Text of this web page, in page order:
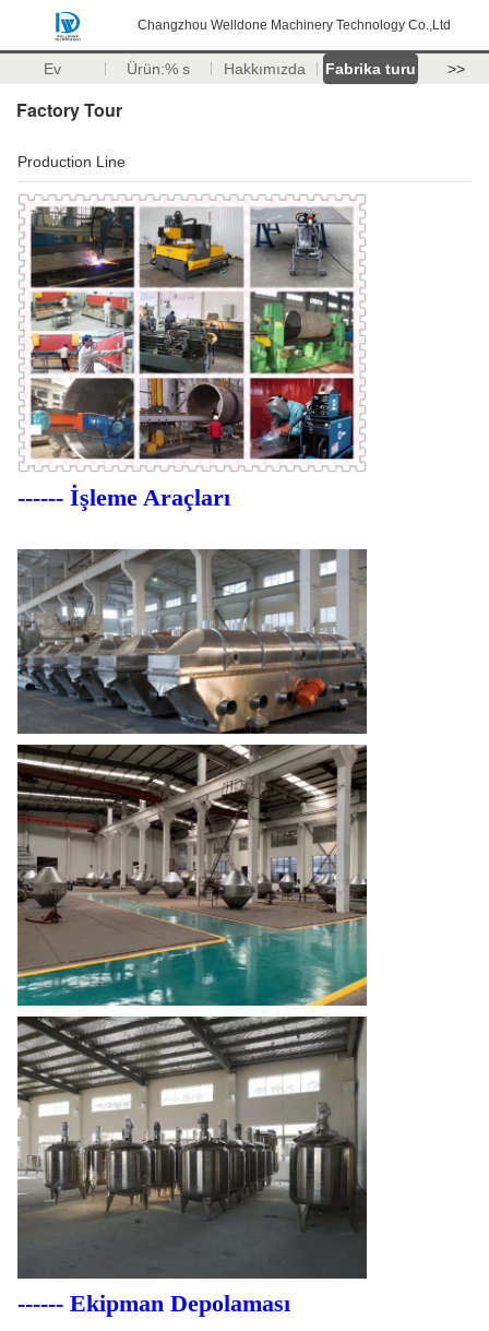
Changzhou Welldone Machinery Technology Co.,Ltd
Ev Ürün:% s Hakkımızda Fabrika turu >>
Factory Tour
Production Line
------ İşleme Araçları
------ Ekipman Depolaması